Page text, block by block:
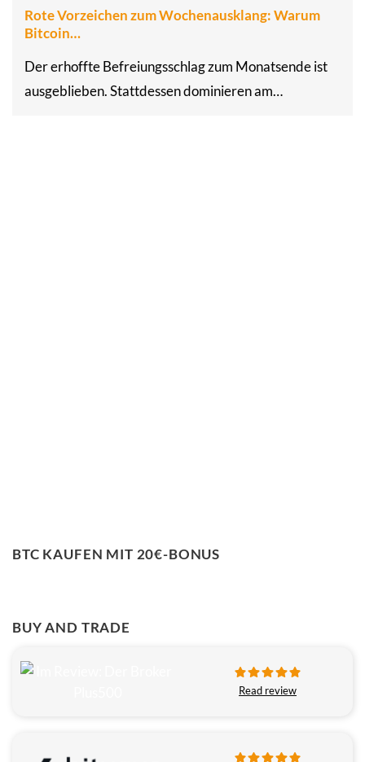
Rote Vorzeichen zum Wochenausklang: Warum
Bitcoin…
Der erhoffte Befreiungsschlag zum Monatsende ist
ausgeblieben. Stattdessen dominieren am…
BTC KAUFEN MIT 20€-BONUS
BUY AND TRADE
Read review